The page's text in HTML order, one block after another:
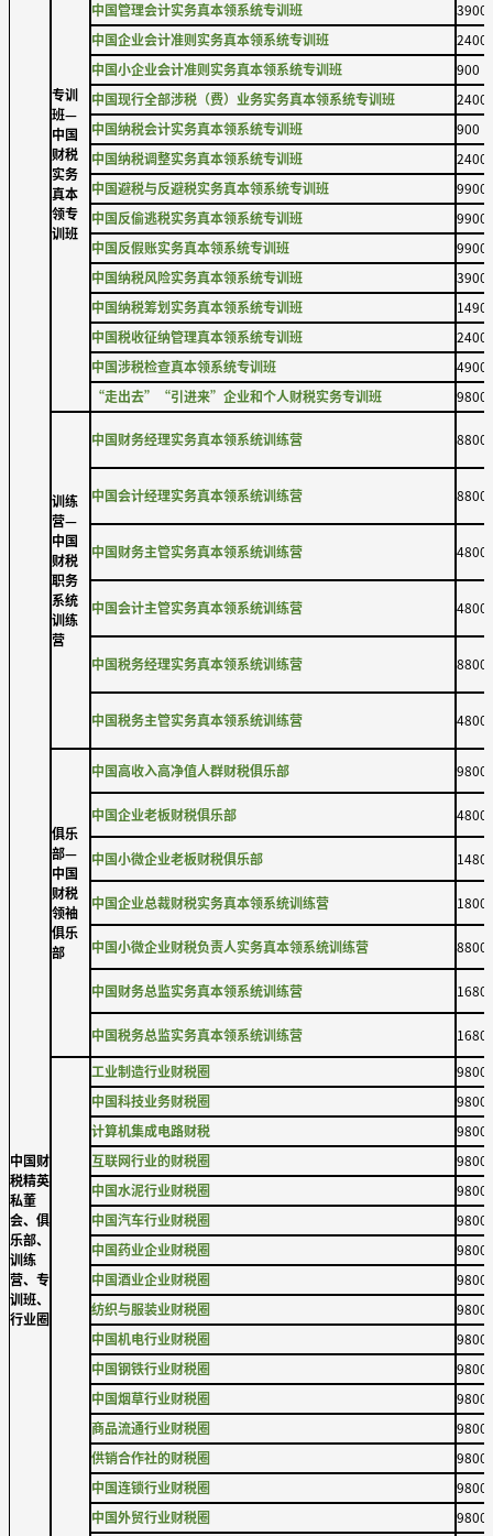
中国财
税精英
私董
会、俱
乐部、
训练
营、专
训班、
行业圈
专训
班—
中国
财税
实务
真本
领专
训班
中国管理会计实务真本领系统专训班
3900
中国企业会计准则实务真本领系统专训班
2400
中国小企业会计准则实务真本领系统专训班
900
中国现行全部涉税（费）业务实务真本领系统专训班
2400
中国纳税会计实务真本领系统专训班
900
中国纳税调整实务真本领系统专训班
2400
中国避税与反避税实务真本领系统专训班
9900
中国反偷逃税实务真本领系统专训班
9900
中国反假账实务真本领系统专训班
9900
中国纳税风险实务真本领系统专训班
3900
中国纳税筹划实务真本领系统专训班
中国税收征纳管理真本领系统专训班
2400
中国涉税检查真本领系统专训班
4900
“走出去”“引进来”企业和个人财税实务专训班
9800
训练
营—
中国
财税
职务
系统
训练
营
中国财务经理实务真本领系统训练营 8800
中国会计经理实务真本领系统训练营 8800
中国财务主管实务真本领系统训练营 4800
中国会计主管实务真本领系统训练营 4800
中国税务经理实务真本领系统训练营 8800
中国税务主管实务真本领系统训练营 4800
俱乐
部—
中国
财税
领袖
俱乐
部
中国高收入高净值人群财税俱乐部 9800
中国企业老板财税俱乐部
中国小微企业老板财税俱乐部
中国企业总裁财税实务真本领系统训练营
中国小微企业财税负责人实务真本领系统训练营 8800
中国财务总监实务真本领系统训练营
中国税务总监实务真本领系统训练营
工业制造行业财税圈
9800
中国科技业务财税圈
9800
计算机集成电路财税
9800
互联网行业的财税圈
9800
中国水泥行业财税圈
9800
中国汽车行业财税圈
9800
中国药业企业财税圈
9800
中国酒业企业财税圈
9800
纺织与服装业财税圈
9800
中国机电行业财税圈
9800
中国钢铁行业财税圈
9800
中国烟草行业财税圈
9800
商品流通行业财税圈
9800
供销合作社的财税圈
9800
中国连锁行业财税圈
9800
中国外贸行业财税圈
9800